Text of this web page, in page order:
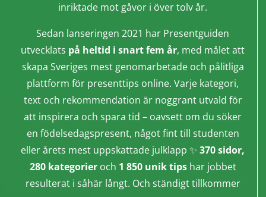
inriktade mot gåvor i över tolv år.
Sedan lanseringen 2021 har Presentguiden
utvecklats på heltid i snart fem år, med målet att
skapa Sveriges mest genomarbetade och pålitliga
plattform för presenttips online. Varje kategori,
text och rekommendation är noggrant utvald för
att inspirera och spara tid – oavsett om du söker
en födelsedagspresent, något fint till studenten
eller årets mest uppskattade julklapp ✨ 370 sidor,
280 kategorieroch 1 850 unik tipshar jobbet
resulterat i såhär långt. Och ständigt tillkommer